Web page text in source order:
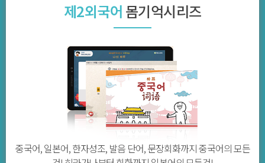
제2외국어 몸기억시리즈
중국어, 일본어, 한자성조, 발음 단어, 문장회화까지 중국어의 모든